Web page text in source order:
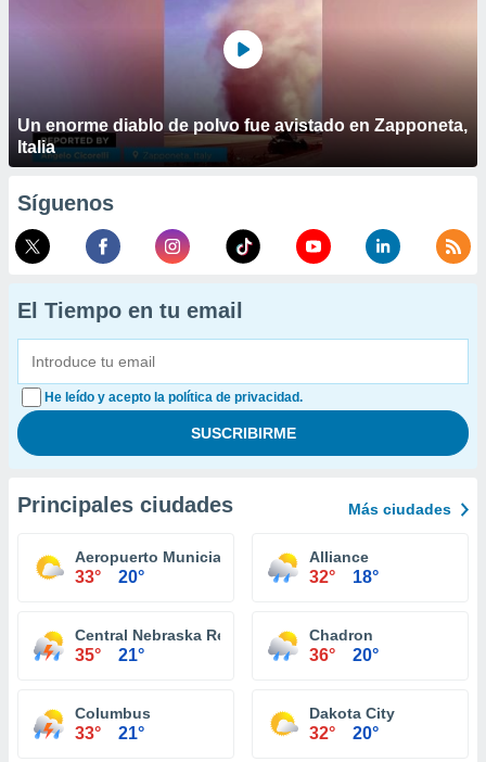
Un enorme diablo de polvo fue avistado en Zapponeta,
Italia
Síguenos
El Tiempo en tu email
He leído y acepto la política de privacidad.
Principales ciudades Más ciudades
Aeropuerto Municial O'Neill
33° 20°
Alliance
32° 18°
Central Nebraska Regional Airport
35° 21°
Chadron
36° 20°
Columbus
33° 21°
Dakota City
32° 20°